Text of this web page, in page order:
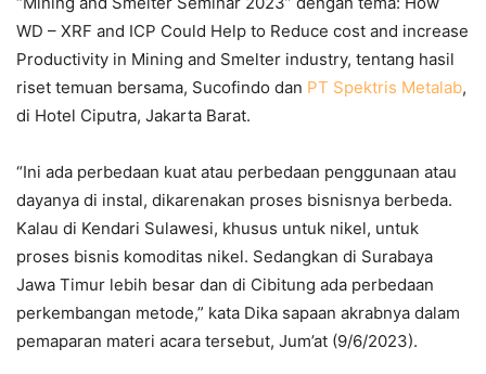
WD – XRF and ICP Could Help to Reduce cost and increase
Productivity in Mining and Smelter industry, tentang hasil
riset temuan bersama, Sucofindo dan PT Spektris Metalab,
di Hotel Ciputra, Jakarta Barat.
“Ini ada perbedaan kuat atau perbedaan penggunaan atau
dayanya di instal, dikarenakan proses bisnisnya berbeda.
Kalau di Kendari Sulawesi, khusus untuk nikel, untuk
proses bisnis komoditas nikel. Sedangkan di Surabaya
Jawa Timur lebih besar dan di Cibitung ada perbedaan
perkembangan metode,” kata Dika sapaan akrabnya dalam
pemaparan materi acara tersebut, Jum’at (9/6/2023).